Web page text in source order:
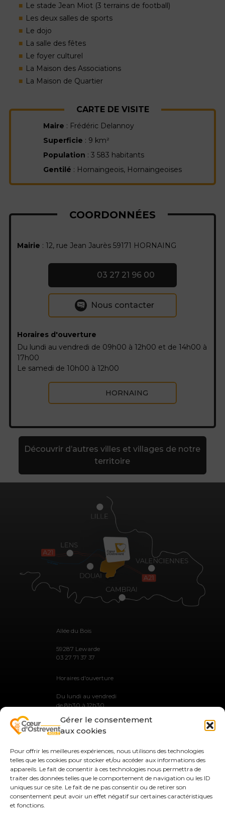
Gérer le consentement
aux cookies
Pour offrir les meilleures expériences, nous utilisons des technologies
telles que les cookies pour stocker et/ou accéder aux informations des
appareils. Le fait de consentir à ces technologies nous permettra de
traiter des données telles que le comportement de navigation ou les ID
uniques sur ce site. Le fait de ne pas consentir ou de retirer son
consentement peut avoir un effet négatif sur certaines caractéristiques
et fonctions.
Le stade Jean Miot (3 terrains de football)
Les deux salles de sports
Le dojo
La salle des fêtes
Le foyer culturel
La Maison des Associations
La Maison de Quartier
CARTE DE VISITE
Maire : Frédéric Delannoy
Superficie : 9 km²
Population : 3 583 habitants
Gentilé : Hornaingeois, Hornaingeoises
COORDONNÉES
Mairie : 12, rue Jean Jaurès 59171 HORNAING
03 27 21 96 00
Nous contacter
Horaires d'ouverture
Du lundi au vendredi de 09h00 à 12h00 et de 14h00 à
17h00
Le samedi de 10h00 à 12h00
HORNAING
Découvrir d’autres villes et villages de notre
territoire
Allée du Bois
59287 Lewarde
03 27 71 37 37
Horaires d'ouverture
Du lundi au vendredi
de 8h30 à 12h30
MENTIONS LÉGALES
GESTION DES COOKIES